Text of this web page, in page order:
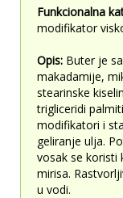
Funkcionalna
modifikator
Opis: Buter je
makadamije,
stearinske
trigliceridi
modifikatori i
geliranje ulja.
vosak se koristi
mirisa.
u vodi.